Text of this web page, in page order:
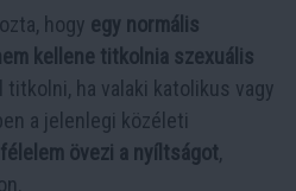
hogy egy normális
kellene titkolnia szexuális
titkolni, ha valaki katolikus vagy
a jelenlegi közéleti
félelem övezi a nyíltságot,